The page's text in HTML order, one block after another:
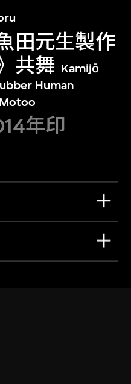
田元生製作
共舞 Kamijō
Human
年印